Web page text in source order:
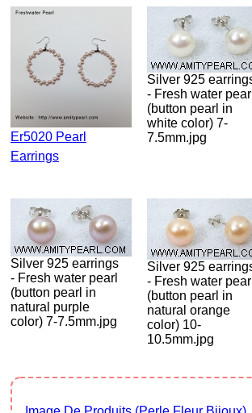
Er5020 Pearl
Earrings
Silver 925 earrings
- Fresh water pearl
(button pearl in
white color) 7-
7.5mm.jpg
Silver 925 earrings
- Fresh water pearl
(button pearl in
natural purple
color) 7-7.5mm.jpg
Silver 925 earrings
- Fresh water pearl
(button pearl in
natural orange
color) 10-
10.5mm.jpg